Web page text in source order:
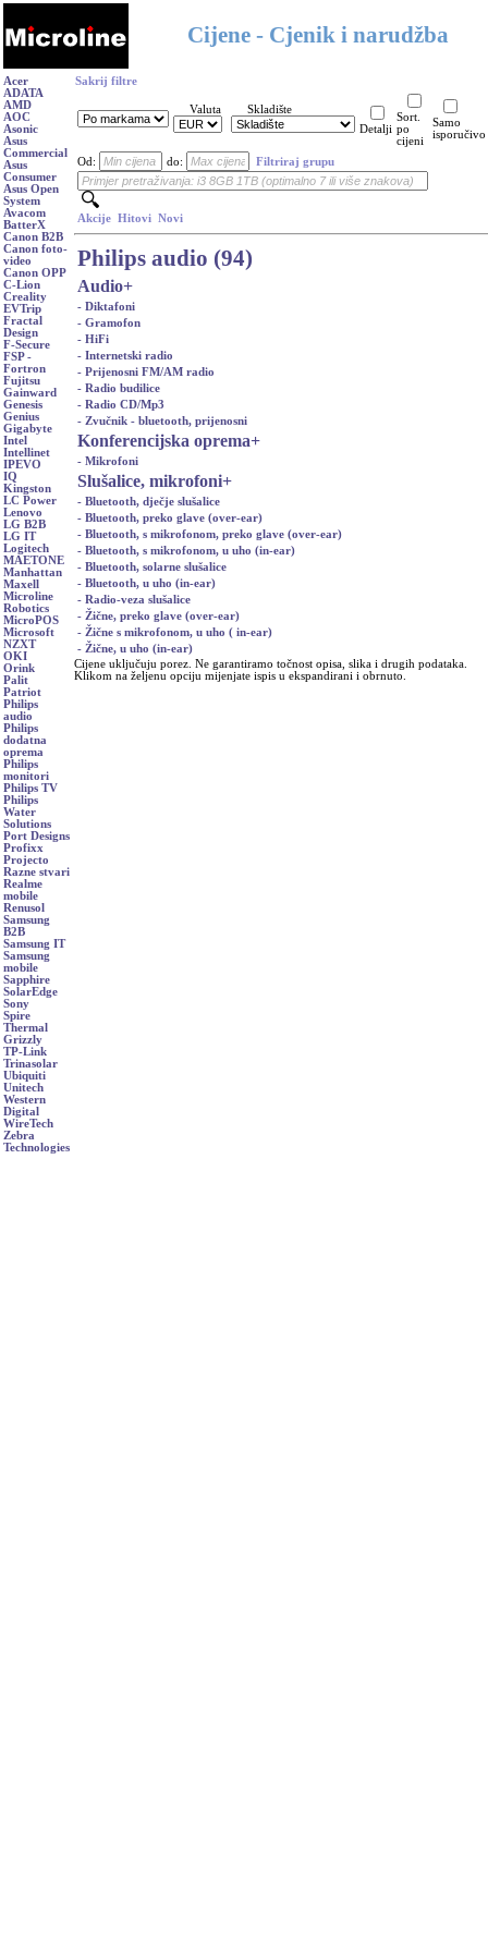
Cijene - Cjenik i narudžba
Acer
ADATA
AMD
AOC
Asonic
Asus
Commercial
Asus
Consumer
Asus Open
System
Avacom
BatterX
Canon B2B
Canon foto-
video
Canon OPP
C-Lion
Creality
EVTrip
Fractal
Design
F-Secure
FSP -
Fortron
Fujitsu
Gainward
Genesis
Genius
Gigabyte
Intel
Intellinet
IPEVO
IQ
Kingston
LC Power
Lenovo
LG B2B
LG IT
Logitech
MAETONE
Manhattan
Maxell
Microline
Robotics
MicroPOS
Microsoft
NZXT
OKI
Orink
Palit
Patriot
Philips
audio
Philips
dodatna
oprema
Philips
monitori
Philips TV
Philips
Water
Solutions
Port Designs
Profixx
Projecto
Razne stvari
Realme
mobile
Renusol
Samsung
B2B
Samsung IT
Samsung
mobile
Sapphire
SolarEdge
Sony
Spire
Thermal
Grizzly
TP-Link
Trinasolar
Ubiquiti
Unitech
Western
Digital
WireTech
Zebra
Technologies
Sakrij filtre
Valuta
Skladište
Detalji
Sort.
po
cijeni
Samo
isporučivo
Od: do: Filtriraj grupu
Akcije Hitovi Novi
Philips audio (94)
Audio+
- Diktafoni
- Gramofon
- HiFi
- Internetski radio
- Prijenosni FM/AM radio
- Radio budilice
- Radio CD/Mp3
- Zvučnik - bluetooth, prijenosni
Konferencijska oprema+
- Mikrofoni
Slušalice, mikrofoni+
- Bluetooth, dječje slušalice
- Bluetooth, preko glave (over-ear)
- Bluetooth, s mikrofonom, preko glave (over-ear)
- Bluetooth, s mikrofonom, u uho (in-ear)
- Bluetooth, solarne slušalice
- Bluetooth, u uho (in-ear)
- Radio-veza slušalice
- Žične, preko glave (over-ear)
- Žične s mikrofonom, u uho ( in-ear)
- Žične, u uho (in-ear)
Cijene uključuju porez. Ne garantiramo točnost opisa, slika i drugih podataka.
Klikom na željenu opciju mijenjate ispis u ekspandirani i obrnuto.